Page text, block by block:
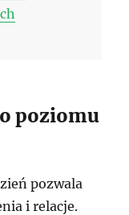
poziomu
pozwala
i relacje.